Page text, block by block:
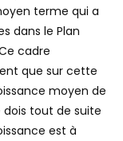
terme qui a
dans le Plan
cadre
que sur cette
moyen de
dois tout de suite
est à